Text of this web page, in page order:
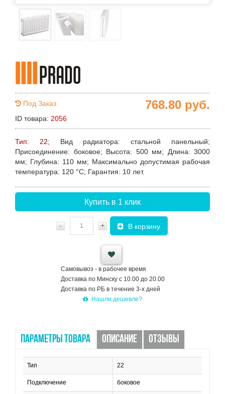
Под Заказ
ID товара: 2056
768.80 руб.
Тип: 22; Вид радиатора: стальной панельный;
Присоединение: боковое; Высота: 500 мм; Длина: 3000
мм; Глубина: 110 мм; Максимально допустимая рабочая
температура: 120 °C; Гарантия: 10 лет.
Купить в 1 клик
- + В корзину
Самовывоз - в рабочее время
Доставка по Минску с 10.00 до 20.00
Доставка по РБ в течение 3-х дней
Нашли дешевле?
ПАРАМЕТРЫ ТОВАРА ОПИСАНИЕ ОТЗЫВЫ
Тип 22
Подключение боковое